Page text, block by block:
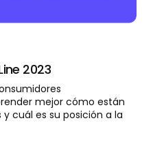
2023
mejor cómo están
cuál es su posición a la